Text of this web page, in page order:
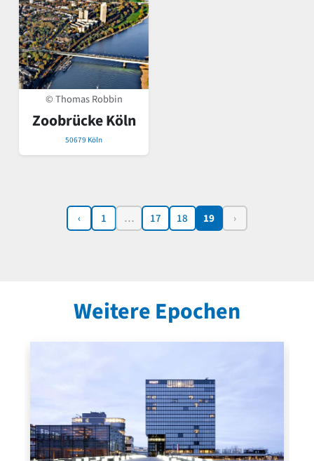
© Thomas Robbin
Zoobrücke Köln
50679 Köln
‹ 1 … 17 18 19 ›
Weitere Epochen